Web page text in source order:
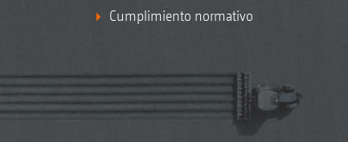
Cumplimiento normativo